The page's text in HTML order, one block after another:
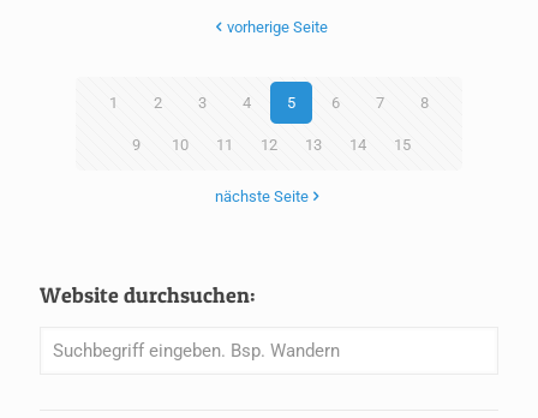
vorherige Seite
1 2 3 4 5 6 7 8
9 10 11 12 13 14 15
nächste Seite
Website durchsuchen: